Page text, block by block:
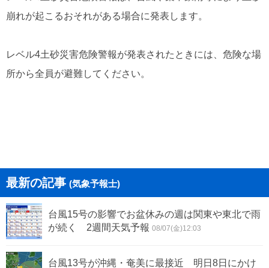
崩れが起こるおそれがある場合に発表します。
レベル4土砂災害危険警報が発表されたときには、危険な場
所から全員が避難してください。
最新の記事 (気象予報士)
台風15号の影響でお盆休みの週は関東や東北で雨
が続く 2週間天気予報 08/07(金)12:03
台風13号が沖縄・奄美に最接近 明日8日にかけ